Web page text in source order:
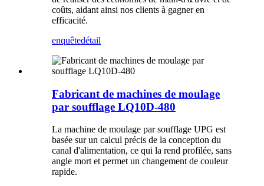
coûts, aidant ainsi nos clients à gagner en
efficacité.
enquêtedétail
Fabricant de machines de moulage
par soufflage LQ10D-480
La machine de moulage par soufflage UPG est
basée sur un calcul précis de la conception du
canal d'alimentation, ce qui la rend profilée, sans
angle mort et permet un changement de couleur
rapide.